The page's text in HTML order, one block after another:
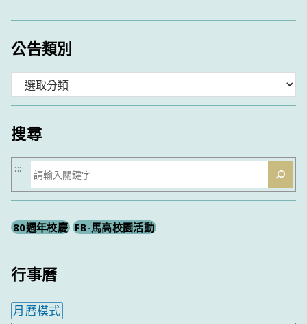
公告類別
類
搜尋
搜
尋
:::
80週年校慶 FB-馬高校園活動
行事曆
月曆模式